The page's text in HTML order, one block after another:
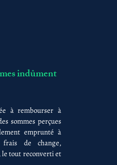
indûment
à rembourser à
sommes perçues
emprunté à
frais de change,
le tout reconverti et